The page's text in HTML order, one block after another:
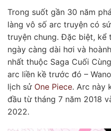
Trong suốt gần 30 năm
làng vô số arc truyện có
truyện chung. Đặc biệt, kể
ngày càng dài hơi và
nhất thuộc Saga Cuối
arc liền kề trước đó –
lịch sử One Piece. Arc này
đầu từ tháng 7 năm 2018
2022.